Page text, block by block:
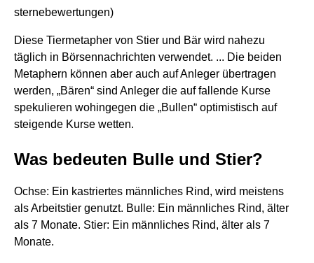
sternebewertungen)
Diese Tiermetapher von Stier und Bär wird nahezu
täglich in Börsennachrichten verwendet. ... Die beiden
Metaphern können aber auch auf Anleger übertragen
werden, „Bären“ sind Anleger die auf fallende Kurse
spekulieren wohingegen die „Bullen“ optimistisch auf
steigende Kurse wetten.
Was bedeuten Bulle und Stier?
Ochse: Ein kastriertes männliches Rind, wird meistens
als Arbeitstier genutzt. Bulle: Ein männliches Rind, älter
als 7 Monate. Stier: Ein männliches Rind, älter als 7
Monate.